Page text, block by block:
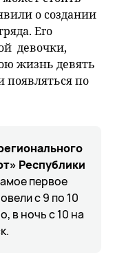
о создании
Его
девочки,
жизнь девять
появляться по
Республики
первое
с 9 по 10
в ночь с 10 на